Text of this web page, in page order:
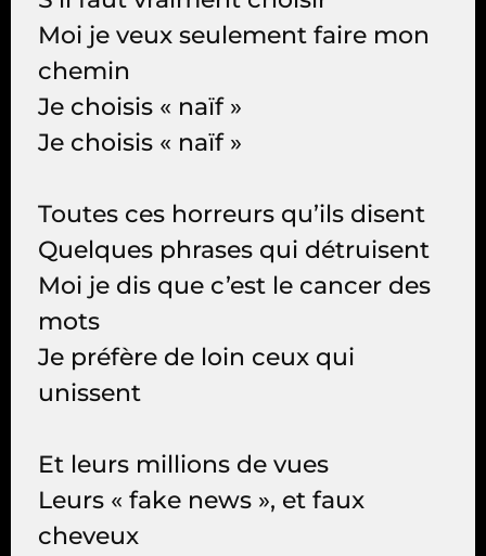
Moi je veux seulement faire mon
chemin
Je choisis « naïf »
Je choisis « naïf »
Toutes ces horreurs qu’ils disent
Quelques phrases qui détruisent
Moi je dis que c’est le cancer des
mots
Je préfère de loin ceux qui
unissent
Et leurs millions de vues
Leurs « fake news », et faux
cheveux